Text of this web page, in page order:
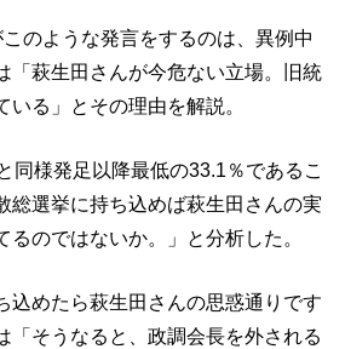
のような発言をするのは、異例中
「萩生田さんが今危ない立場。旧統
る」とその理由を解説。
同様発足以降最低の33.1％であるこ
総選挙に持ち込めば萩生田さんの実
のではないか。」と分析した。
込めたら萩生田さんの思惑通りです
「そうなると、政調会長を外される